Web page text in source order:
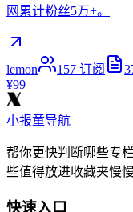
网累计粉丝5万+。
lemon 157 订阅
¥99
小报童导航
帮你更快判断哪些专
些值得放进收藏夹慢慢
快速入口